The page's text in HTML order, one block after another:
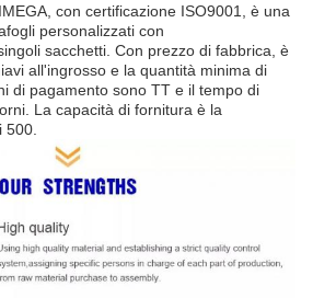
con certificazione ISO9001, è una
personalizzati con
sacchetti. Con prezzo di fabbrica, è
all'ingrosso e la quantità minima di
di pagamento sono TT e il tempo di
La capacità di fornitura è la
500.